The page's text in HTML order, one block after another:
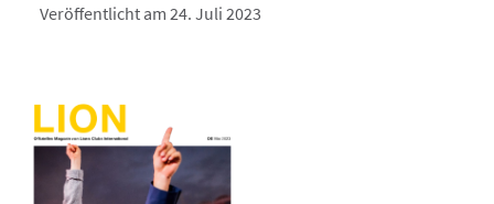
Veröffentlicht am 24. Juli 2023